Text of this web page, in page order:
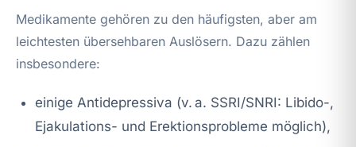
Medikamente gehören zu den häufigsten, aber am
leichtesten übersehbaren Auslösern. Dazu zählen
insbesondere:
einige Antidepressiva (v. a. SSRI/SNRI: Libido-,
Ejakulations- und Erektionsprobleme möglich),